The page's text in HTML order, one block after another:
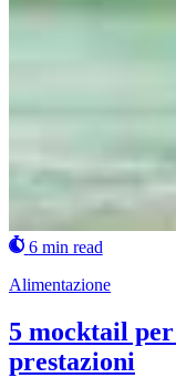
6 min read
Alimentazione
5 mocktail
prestazioni